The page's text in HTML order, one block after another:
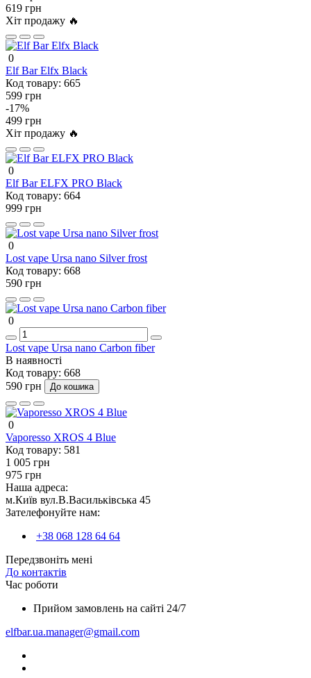
619 грн
Хіт продажу 🔥
0
Elf Bar Elfx Black
Код товару: 665
599 грн
-17%
499 грн
Хіт продажу 🔥
0
Elf Bar ELFX PRO Black
Код товару: 664
999 грн
0
Lost vape Ursa nano Silver frost
Код товару: 668
590 грн
0
Lost vape Ursa nano Carbon fiber
В наявності
Код товару: 668
590 грн
До кошика
0
Vaporesso XROS 4 Blue
Код товару: 581
1 005 грн
975 грн
Наша адреса:
м.Київ вул.В.Васильківська 45
Зателефонуйте нам:
+38 068 128 64 64
Передзвоніть мені
До контактів
Час роботи
Прийом замовлень на сайті 24/7
elfbar.ua.manager@gmail.com